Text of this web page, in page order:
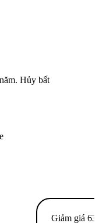
Hủy bất
Giảm giá